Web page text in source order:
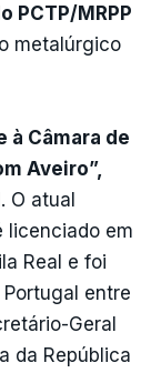
PCTP/MRPP
metalúrgico
à Câmara de
Aveiro”,
. O atual
licenciado em
Real e foi
entre
Geral
da República